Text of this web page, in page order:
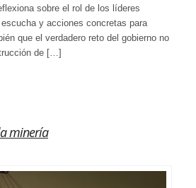
sobre el rol de los líderes
y acciones concretas para
que el verdadero reto del gobierno no
de […]
minería